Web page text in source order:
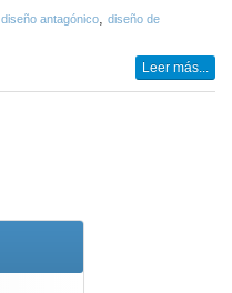
diseño antagónico
diseño de
Leer más...